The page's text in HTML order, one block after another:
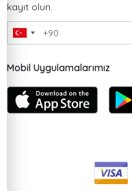
kayıt olun.
Mobil Uygulamalarımız